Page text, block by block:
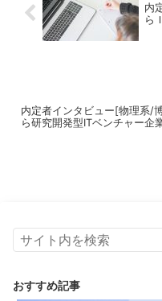
内
ら
内定者インタビュー[物理系/
ら研究開発型ITベンチャー企
おすすめ記事